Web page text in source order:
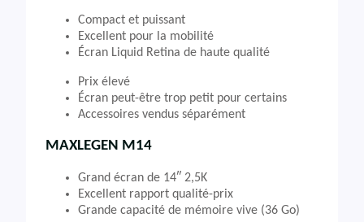
Compact et puissant
Excellent pour la mobilité
Écran Liquid Retina de haute qualité
Prix élevé
Écran peut-être trop petit pour certains
Accessoires vendus séparément
MAXLEGEN M14
Grand écran de 14″ 2,5K
Excellent rapport qualité-prix
Grande capacité de mémoire vive (36 Go)